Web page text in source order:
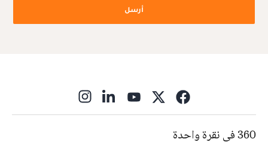
أرسل
360 في نقرة واحدة